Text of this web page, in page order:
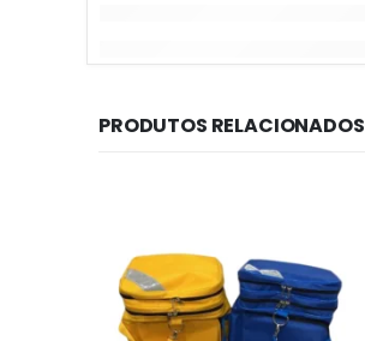
PRODUTOS RELACIONADOS